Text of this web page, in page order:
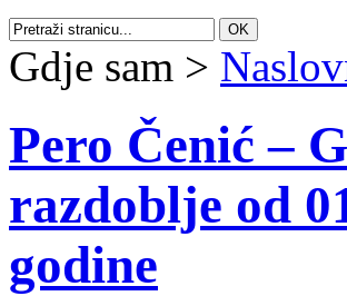
Gdje sam >
Pero Čenić –
razdoblje od
godine